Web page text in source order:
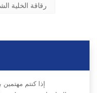
رقاقة الخلية
إذا كنتم